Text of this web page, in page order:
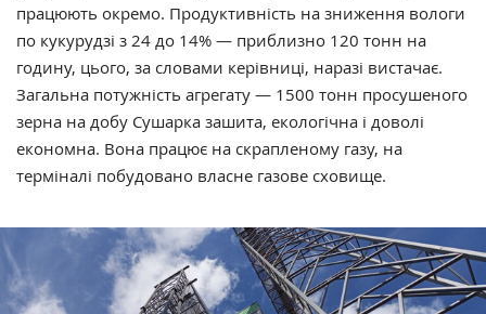
працюють окремо. Продуктивність на зниження вологи
по кукурудзі з 24 до 14% — приблизно 120 тонн на
годину, цього, за словами керівниці, наразі вистачає.
Загальна потужність агрегату — 1500 тонн просушеного
зерна на добу Сушарка зашита, екологічна і доволі
економна. Вона працює на скрапленому газу, на
терміналі побудовано власне газове сховище.